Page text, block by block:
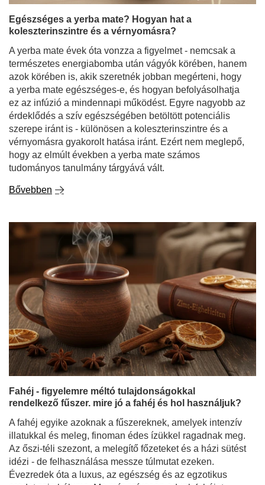
természetes energiabomba után vágyók körében, hanem
azok körében is, akik szeretnék jobban megérteni, hogy
a yerba mate egészséges-e, és hogyan befolyásolhatja
ez az infúzió a mindennapi működést. Egyre nagyobb az
érdeklődés a szív egészségében betöltött potenciális
szerepe iránt is - különösen a koleszterinszintre és a
vérnyomásra gyakorolt hatása iránt. Ezért nem meglepő,
hogy az elmúlt években a yerba mate számos
tudományos tanulmány tárgyává vált.
Bővebben
Fahéj - figyelemre méltó tulajdonságokkal
rendelkező fűszer. mire jó a fahéj és hol használjuk?
A fahéj egyike azoknak a fűszereknek, amelyek intenzív
illatukkal és meleg, finoman édes ízükkel ragadnak meg.
Az őszi-téli szezont, a melegítő főzeteket és a házi sütést
idézi - de felhasználása messze túlmutat ezeken.
Évezredek óta a luxus, az egészség és az egzotikus
eredet szimbóluma. Ma már szívesen adunk fahéjat
teához, kávéhoz, yerba mate-hez vagy desszertekhez -
nemcsak az íze miatt, hanem a fahéj számos
egészségügyi tulajdonsága miatt is.